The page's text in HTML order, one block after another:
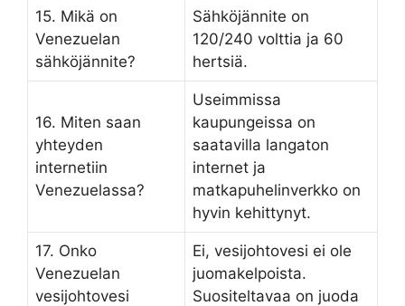
15. Mikä on
Venezuelan
sähköjännite?
Sähköjännite on
120/240 volttia ja 60
hertsiä.
16. Miten saan
yhteyden
internetiin
Venezuelassa?
Useimmissa
kaupungeissa on
saatavilla langaton
internet ja
matkapuhelinverkko on
hyvin kehittynyt.
17. Onko
Venezuelan
vesijohtovesi
Ei, vesijohtovesi ei ole
juomakelpoista.
Suositeltavaa on juoda